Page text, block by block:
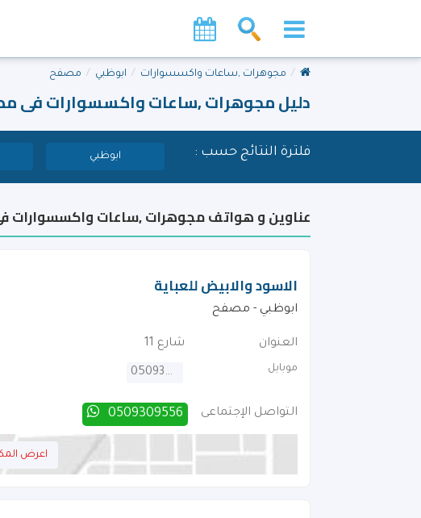
مجوهرات ,ساعات واكسسوارات ابوظبي مصفح
دليل مجوهرات ,ساعات واكسسوارات فى
فلترة النتائج حسب : ابوظبي
عناوين و هواتف مجوهرات ,ساعات واكسسوارات
الاسود والابيض للعباية
ابوظبي - مصفح
العنوان شارع 11
موبايل 0509309556
التواصل الإجتماعى 0509309556
اعرض